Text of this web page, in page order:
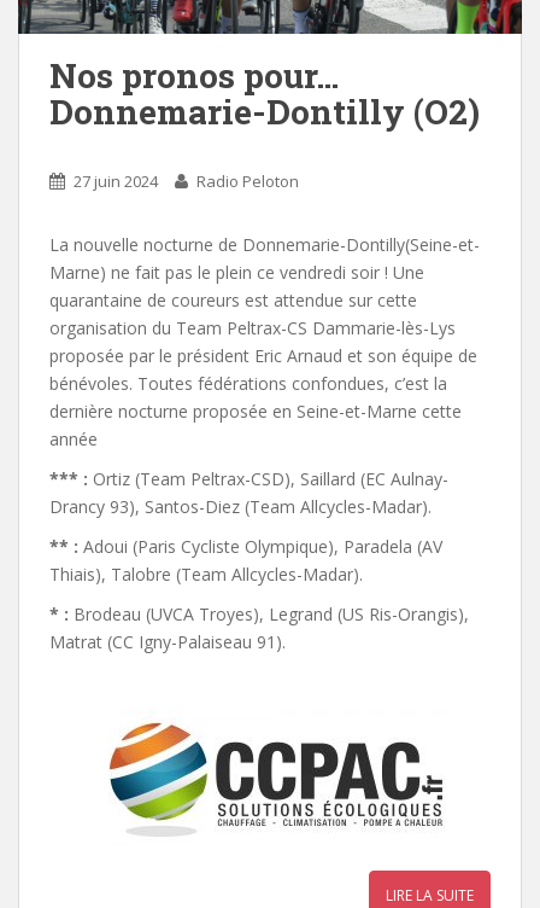
Nos pronos pour…
Donnemarie-Dontilly (O2)
27 juin 2024 Radio Peloton
La nouvelle nocturne de Donnemarie-Dontilly(Seine-et-
Marne) ne fait pas le plein ce vendredi soir ! Une
quarantaine de coureurs est attendue sur cette
organisation du Team Peltrax-CS Dammarie-lès-Lys
proposée par le président Eric Arnaud et son équipe de
bénévoles. Toutes fédérations confondues, c’est la
dernière nocturne proposée en Seine-et-Marne cette
année
*** : Ortiz (Team Peltrax-CSD), Saillard (EC Aulnay-
Drancy 93), Santos-Diez (Team Allcycles-Madar).
** : Adoui (Paris Cycliste Olympique), Paradela (AV
Thiais), Talobre (Team Allcycles-Madar).
* : Brodeau (UVCA Troyes), Legrand (US Ris-Orangis),
Matrat (CC Igny-Palaiseau 91).
LIRE LA SUITE